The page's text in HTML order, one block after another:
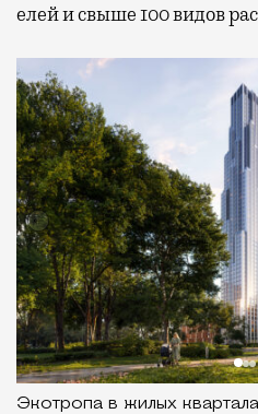
елей и свыше 100 видов
Экотропа в жилых